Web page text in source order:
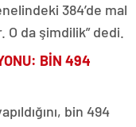
384’de mal
O da şimdilik” dedi.
BİN 494
bin 494